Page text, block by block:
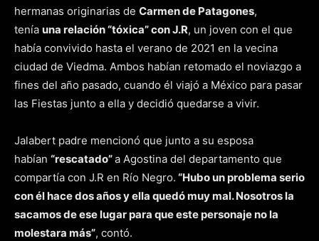
hermanas originarias de Carmen de Patagones,
tenía una relación “tóxica” con J.R, un joven con el que
había convivido hasta el verano de 2021 en la vecina
ciudad de Viedma. Ambos habían retomado el noviazgo a
fines del año pasado, cuando él viajó a México para pasar
las Fiestas junto a ella y decidió quedarse a vivir.
Jalabert padre mencionó que junto a su esposa
habían “rescatado”a Agostina del departamento que
compartía con J.R en Río Negro. “Hubo un problema serio
con él hace dos años y ella quedó muy mal. Nosotros la
sacamos de ese lugar para que este personaje no la
molestara más”, contó.